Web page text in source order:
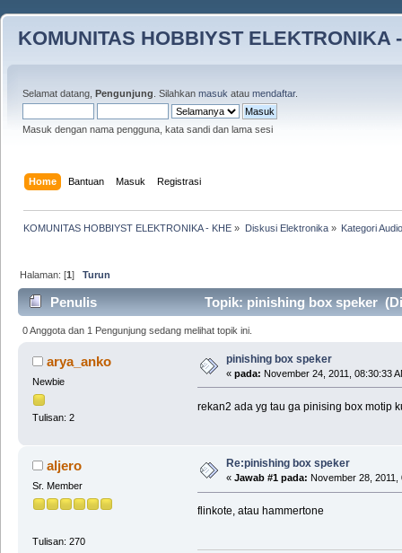
KOMUNITAS HOBBIYST ELEKTRONIKA
Selamat datang, Pengunjung . Silahkan masuk atau mendaftar.
Masuk dengan nama pengguna, kata sandi dan lama sesi
Home Bantuan Masuk Registrasi
KOMUNITAS HOBBIYST ELEKTRONIKA - KHE » Diskusi Elektronika» Kategori Audio
Halaman: [1]Turun
Penulis Topik: pinishing box speker
0 Anggota dan 1 Pengunjung sedang melihat topik ini.
arya_anko
Newbie
Tulisan: 2
pinishing box speker
« pada: November 24, 2011, 08:30:33
rekan2 ada yg tau ga pinising box motip
aljero
Sr. Member
Tulisan: 270
Re:pinishing box speker
« Jawab #1 pada: November 28, 2011,
flinkote, atau hammertone